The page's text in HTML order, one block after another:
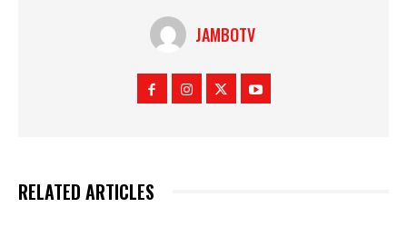
JAMBOTV
RELATED ARTICLES